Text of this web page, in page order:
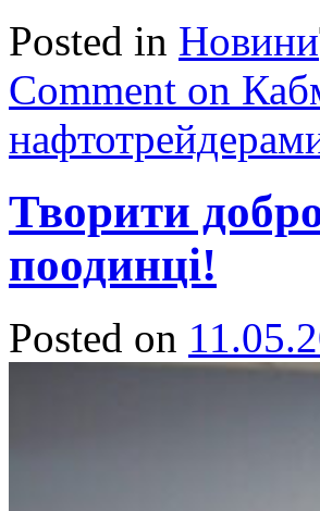
Posted in Новини
Comment on
Творити
поодинці!
Posted on